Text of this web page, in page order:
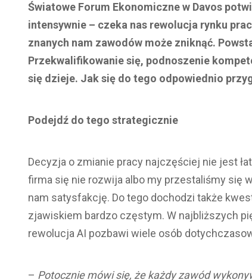
Światowe Forum Ekonomiczne w Davos
intensywnie – czeka nas rewolucja rynku
znanych nam zawodów może zniknąć.
Przekwalifikowanie się, podnoszenie
się dzieje. Jak się do tego odpowiednio
Podejdź do tego strategicznie
Decyzja o zmianie pracy najczęściej nie jest
firma się nie rozwija albo my przestaliśmy się
nam satysfakcję. Do tego dochodzi także
zjawiskiem bardzo częstym. W najbliższych
rewolucja AI pozbawi wiele osób
– Potocznie mówi się, że każdy zawód